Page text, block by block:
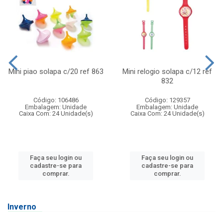
Mini piao solapa c/20 ref 863
Código: 106486
Embalagem: Unidade
Caixa Com: 24 Unidade(s)
Faça seu login ou
cadastre-se para
comprar.
Mini relogio solapa c/12 ref
832
Código: 129357
Embalagem: Unidade
Caixa Com: 24 Unidade(s)
Faça seu login ou
cadastre-se para
comprar.
Inverno